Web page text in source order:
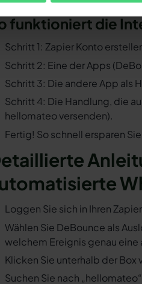
und WhatsApp mit
funktioniert die
Schritt 1: Zapier Konto
Schritt 2: Eine der Apps
Schritt 3: Die andere App als
Schritt 4: Die Handlung, die
hellomateo versenden).
Fertig! So schnell ersparen
Loggen Sie sich in Ihren
Wählen Sie DeBounce als
welchem Ereignis genau
Klicken Sie unterhalb der Box
Suchen Sie nach